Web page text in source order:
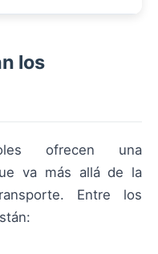
los
ofrecen una
va más allá de la
Entre los